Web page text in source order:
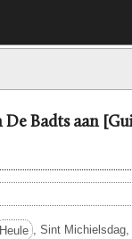
Badts aan
Heule , Sint Michielsdag,